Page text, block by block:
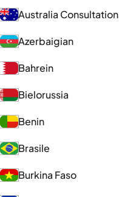
Australia Consultation
Azerbaigian
Bahrein
Bielorussia
Benin
Brasile
Burkina Faso